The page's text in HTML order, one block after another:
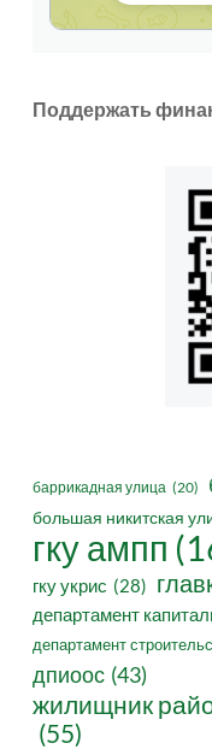
Поддержать
баррикадная улица (20)
большая никитская
гку ампп
гку укрис (28)
департамент
департамент
дпиоос (43)
жилищник
(55)